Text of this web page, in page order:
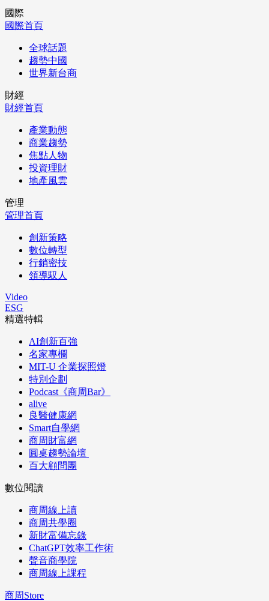
國際
國際首頁
全球話題
趨勢中國
世界新台商
財經
財經首頁
產業動態
商業趨勢
焦點人物
投資理財
地產風雲
管理
管理首頁
創新策略
數位轉型
行銷密技
領導馭人
Video
ESG
精選特輯
AI創新百強
名家專欄
MIT-U 企業探照燈
特別企劃
Podcast《商周Bar》
alive
良醫健康網
Smart自學網
商周財富網
圓桌趨勢論壇
百大顧問團
數位閱讀
商周線上讀
商周共學圈
新財富備忘錄
ChatGPT效率工作術
聲音商學院
商周線上課程
商周Store